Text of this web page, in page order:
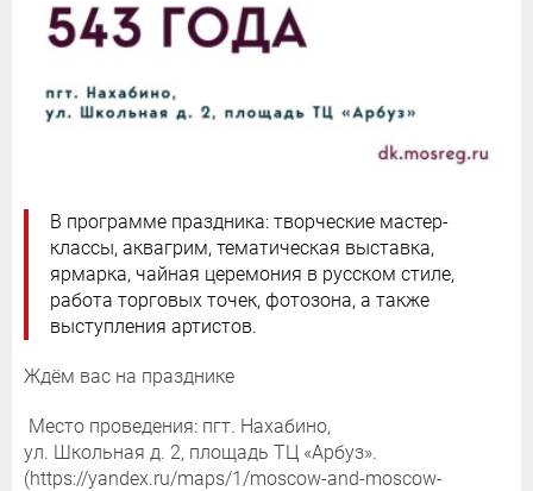
В программе праздника: творческие мастер-
классы, аквагрим, тематическая выставка,
ярмарка, чайная церемония в русском стиле,
работа торговых точек, фотозона, а также
выступления артистов.
Ждём вас на празднике
Место проведения: пгт. Нахабино,
ул. Школьная д. 2, площадь ТЦ «Арбуз».
(https://yandex.ru/maps/1/moscow-and-moscow-